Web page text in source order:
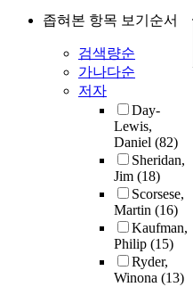
좁혀본 항목 보기순서
검색량순
가나다순
저자
Day-
Lewis,
Daniel (82)
Sheridan,
Jim (18)
Scorsese,
Martin (16)
Kaufman,
Philip (15)
Ryder,
Winona (13)